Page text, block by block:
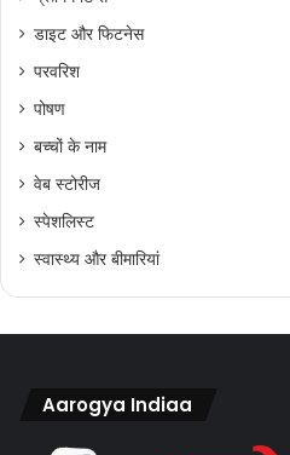
डाइट और फिटनेस
परवरिश
पोषण
बच्चों के नाम
वेब स्टोरीज
स्पेशलिस्ट
स्वास्थ्य और बीमारियां
Aarogya Indiaa